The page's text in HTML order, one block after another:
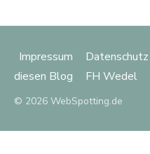
Impressum Datenschutz
diesen Blog
FH Wedel
© 2026 WebSpotting.de